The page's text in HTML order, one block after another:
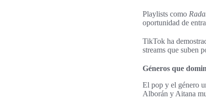
Playlists como
oportunidad de
TikTok ha
streams que suben
Géneros que
El pop y el género
Alborán y Aitana